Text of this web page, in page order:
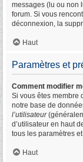
messages (lu ou non
forum. Si vous
déconnexion, la
Haut
Paramètres et
Comment modifier
Si vous êtes membre
notre base de
l’utilisateur
d’utilisateur en haut
tous les paramètres
Haut